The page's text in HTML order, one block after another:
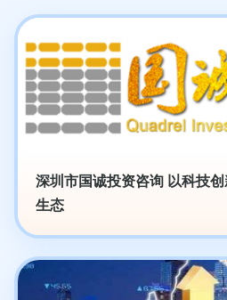
深圳市国诚投资咨询 以科技
生态